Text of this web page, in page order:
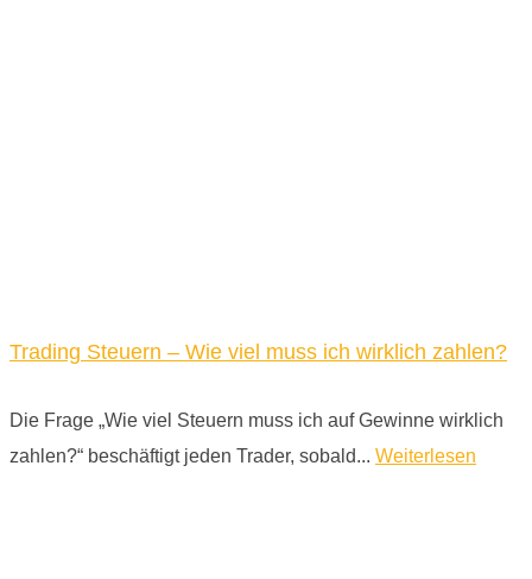
Trading Steuern – Wie viel muss ich wirklich zahlen?
Die Frage „Wie viel Steuern muss ich auf Gewinne wirklich
zahlen?“ beschäftigt jeden Trader, sobald... Weiterlesen